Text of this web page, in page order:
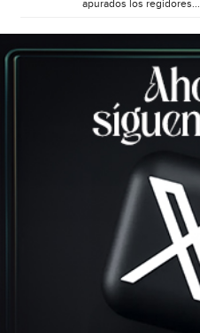
apurados los regidores...